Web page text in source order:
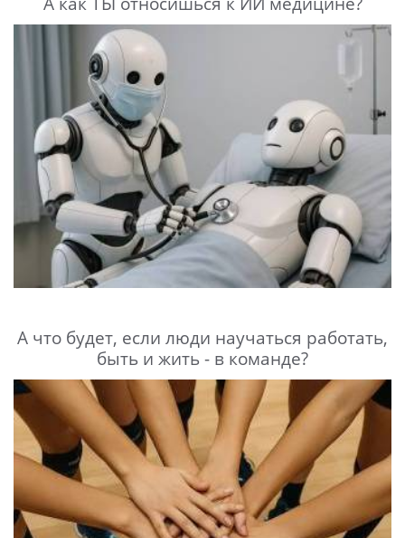
А что будет, если люди научаться работать,
быть и жить - в команде?